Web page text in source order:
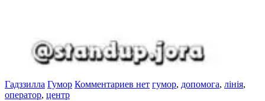
Гадззилла Гумор Комментариев нет гумор, допомога, лінія,
оператор, центр